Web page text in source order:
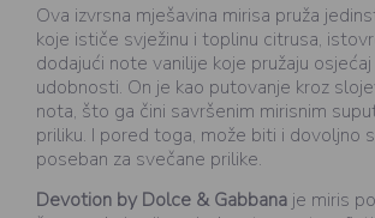
Ova izvrsna mješavina mirisa pruža
koje ističe svježinu i toplinu citrusa,
dodajući note vanilije koje pružaju
udobnosti. On je kao putovanje kroz
nota, što ga čini savršenim mirisnim
priliku. I pored toga, može biti i dovoljno
poseban za svečane prilike.
Devotion by Dolce & Gabbana je miris